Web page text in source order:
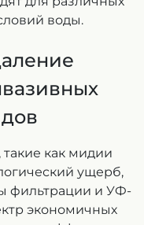
воды.
как мидии
ущерб,
фильтрации и УФ-
экономичных